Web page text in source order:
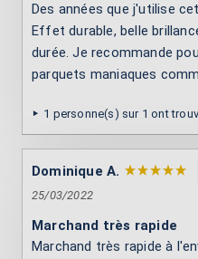
Des années que j'utilise
Effet durable, belle
durée. Je recommande
parquets maniaques
1 personne(s) sur 1 ont
Dominique A.
25/03/2022
Marchand très rapide
Marchand très rapide à